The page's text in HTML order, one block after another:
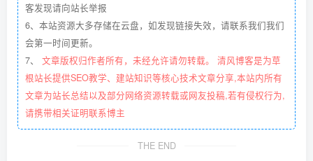
客发现请向站长举报
6、本站资源大多存储在云盘，如发现链接失效，请联系我们我们
会第一时间更新。
7、 文章版权归作者所有，未经允许请勿转载。 清风博客是为草
根站长提供SEO教学、建站知识等核心技术文章分享,本站内所有
文章为站长总结以及部分网络资源转载或网友投稿,若有侵权行为,
请携带相关证明联系博主
THE END